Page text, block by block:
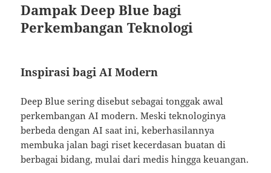
Dampak Deep Blue bagi
Perkembangan Teknologi
Inspirasi bagi AI Modern
Deep Blue sering disebut sebagai tonggak awal
perkembangan AI modern. Meski teknologinya
berbeda dengan AI saat ini, keberhasilannya
membuka jalan bagi riset kecerdasan buatan di
berbagai bidang, mulai dari medis hingga keuangan.